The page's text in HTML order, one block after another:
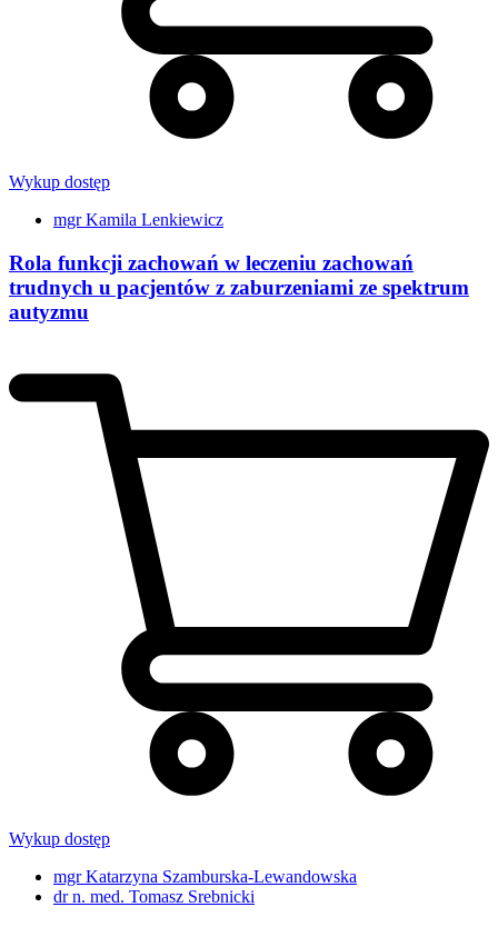
Wykup dostęp
mgr Kamila Lenkiewicz
Rola funkcji zachowań w leczeniu zachowań
trudnych u pacjentów z zaburzeniami ze spektrum
autyzmu
Wykup dostęp
mgr Katarzyna Szamburska-Lewandowska
dr n. med. Tomasz Srebnicki